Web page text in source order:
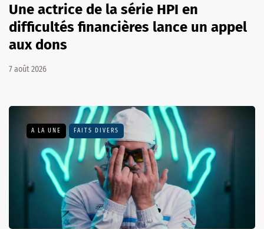
Une actrice de la série HPI en
difficultés financières lance un appel
aux dons
7 août 2026
A LA UNE FAITS DIVERS